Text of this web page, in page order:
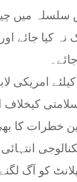
میں
کیا جائے
امریکی
کیخلاف
خطرات کا
کو آگ